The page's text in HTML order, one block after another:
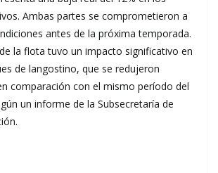
Ambas partes se comprometieron a
antes de la próxima temporada.
la flota tuvo un impacto significativo en
de langostino, que se redujeron
comparación con el mismo período del
un informe de la Subsecretaría de